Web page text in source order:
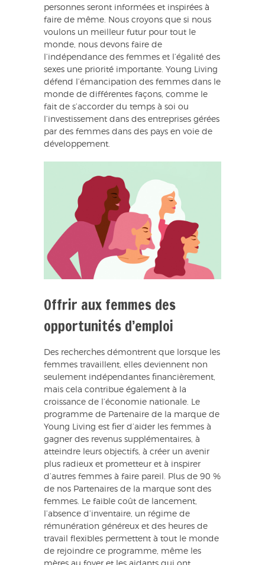
personnes seront informées et inspirées à
faire de même. Nous croyons que si nous
voulons un meilleur futur pour tout le
monde, nous devons faire de
l’indépendance des femmes et l’égalité des
sexes une priorité importante. Young Living
défend l’émancipation des femmes dans le
monde de différentes façons, comme le
fait de s’accorder du temps à soi ou
l’investissement dans des entreprises gérées
par des femmes dans des pays en voie de
développement.
Offrir aux femmes des
opportunités d’emploi
Des recherches démontrent que lorsque les
femmes travaillent, elles deviennent non
seulement indépendantes financièrement,
mais cela contribue également à la
croissance de l’économie nationale. Le
programme de Partenaire de la marque de
Young Living est fier d’aider les femmes à
gagner des revenus supplémentaires, à
atteindre leurs objectifs, à créer un avenir
plus radieux et prometteur et à inspirer
d’autres femmes à faire pareil. Plus de 90 %
de nos Partenaires de la marque sont des
femmes. Le faible coût de lancement,
l’absence d’inventaire, un régime de
rémunération généreux et des heures de
travail flexibles permettent à tout le monde
de rejoindre ce programme, même les